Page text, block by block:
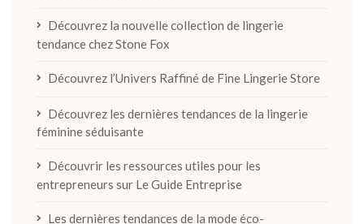
Découvrez la nouvelle collection de lingerie
tendance chez Stone Fox
Découvrez l’Univers Raffiné de Fine Lingerie Store
Découvrez les dernières tendances de la lingerie
féminine séduisante
Découvrir les ressources utiles pour les
entrepreneurs sur Le Guide Entreprise
Les dernières tendances de la mode éco-